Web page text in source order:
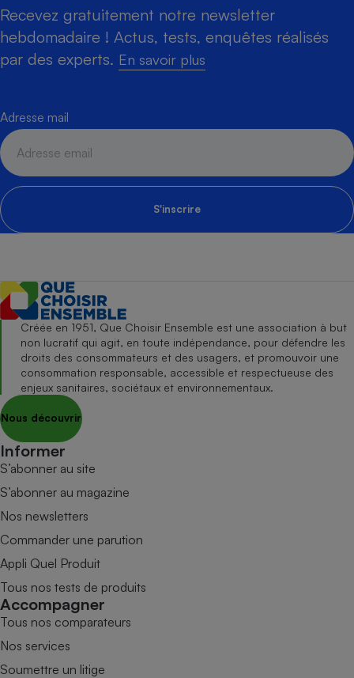
Recevez gratuitement notre newsletter
hebdomadaire ! Actus, tests, enquêtes réalisés
par des experts. En savoir plus
Adresse mail
S'inscrire
Créée en 1951, Que Choisir Ensemble est une association à but
non lucratif qui agit, en toute indépendance, pour défendre les
droits des consommateurs et des usagers, et promouvoir une
consommation responsable, accessible et respectueuse des
enjeux sanitaires, sociétaux et environnementaux.
Nous découvrir
Informer
S’abonner au site
S’abonner au magazine
Nos newsletters
Commander une parution
Appli Quel Produit
Tous nos tests de produits
Accompagner
Tous nos comparateurs
Nos services
Soumettre un litige